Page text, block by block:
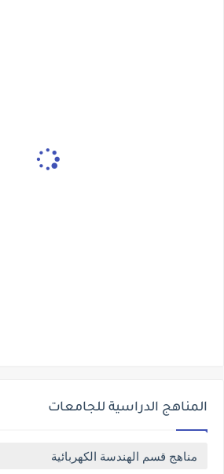
المناهج الدراسية للجامعات
مناهج قسم الهندسة الكهربائية